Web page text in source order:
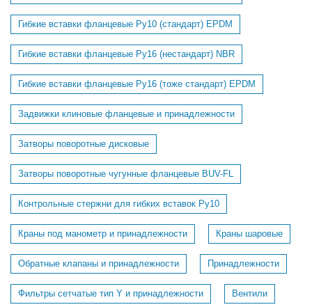
Гибкие вставки фланцевые Ру10 (стандарт) EPDM
Гибкие вставки фланцевые Ру16 (нестандарт) NBR
Гибкие вставки фланцевые Ру16 (тоже стандарт) EPDM
Задвижки клиновые фланцевые и принадлежности
Затворы поворотные дисковые
Затворы поворотные чугунные фланцевые BUV-FL
Контрольные стержни для гибких вставок Ру10
Краны под манометр и принадлежности Краны шаровые
Обратные клапаны и принадлежности Принадлежности
Фильтры сетчатые тип Y и принадлежности Вентили